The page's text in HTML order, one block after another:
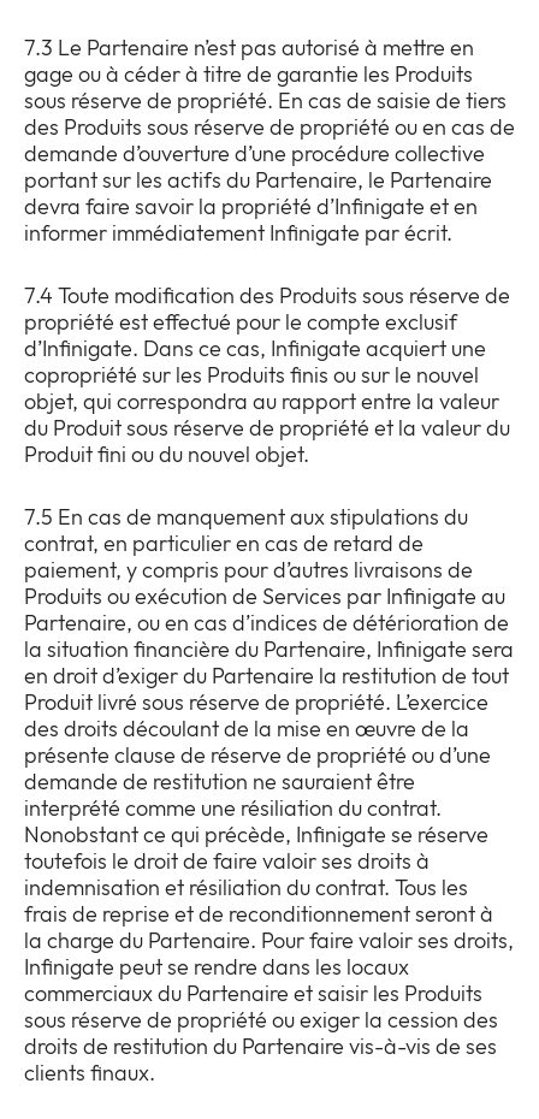
7.3 Le Partenaire n’est pas autorisé à mettre en
gage ou à céder à titre de garantie les Produits
sous réserve de propriété. En cas de saisie de tiers
des Produits sous réserve de propriété ou en cas de
demande d’ouverture d’une procédure collective
portant sur les actifs du Partenaire, le Partenaire
devra faire savoir la propriété d’Infinigate et en
informer immédiatement Infinigate par écrit.
7.4 Toute modification des Produits sous réserve de
propriété est effectué pour le compte exclusif
d’Infinigate. Dans ce cas, Infinigate acquiert une
copropriété sur les Produits finis ou sur le nouvel
objet, qui correspondra au rapport entre la valeur
du Produit sous réserve de propriété et la valeur du
Produit fini ou du nouvel objet.
7.5 En cas de manquement aux stipulations du
contrat, en particulier en cas de retard de
paiement, y compris pour d’autres livraisons de
Produits ou exécution de Services par Infinigate au
Partenaire, ou en cas d’indices de détérioration de
la situation financière du Partenaire, Infinigate sera
en droit d’exiger du Partenaire la restitution de tout
Produit livré sous réserve de propriété. L’exercice
des droits découlant de la mise en œuvre de la
présente clause de réserve de propriété ou d’une
demande de restitution ne sauraient être
interprété comme une résiliation du contrat.
Nonobstant ce qui précède, Infinigate se réserve
toutefois le droit de faire valoir ses droits à
indemnisation et résiliation du contrat. Tous les
frais de reprise et de reconditionnement seront à
la charge du Partenaire. Pour faire valoir ses droits,
Infinigate peut se rendre dans les locaux
commerciaux du Partenaire et saisir les Produits
sous réserve de propriété ou exiger la cession des
droits de restitution du Partenaire vis-à-vis de ses
clients finaux.